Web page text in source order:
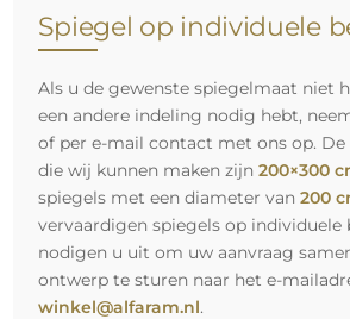
Gratis levering en veilig
U hoeft zich geen zorgen te maken
zorgen ervoor dat de spiegel die u
aankomt, en dat volledig kosteloos. Wij
ons eigen wagenpark en opgeleid
kunnen wij u garanderen dat de
aankomt, zonder bijkomende kosten.
spiegel met grote afmetingen bestelt,
een snelle levering.
Bekijk hoe wij onze spiegels verpakken.